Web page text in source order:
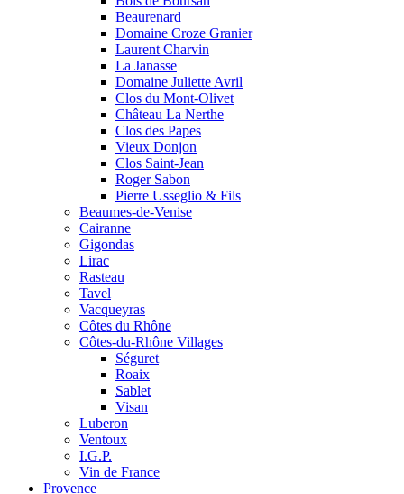
Beaurenard
Domaine Croze Granier
Laurent Charvin
La Janasse
Domaine Juliette Avril
Clos du Mont-Olivet
Château La Nerthe
Clos des Papes
Vieux Donjon
Clos Saint-Jean
Roger Sabon
Pierre Usseglio & Fils
Beaumes-de-Venise
Cairanne
Gigondas
Lirac
Rasteau
Tavel
Vacqueyras
Côtes du Rhône
Côtes-du-Rhône Villages
Séguret
Roaix
Sablet
Visan
Luberon
Ventoux
I.G.P.
Vin de France
Provence